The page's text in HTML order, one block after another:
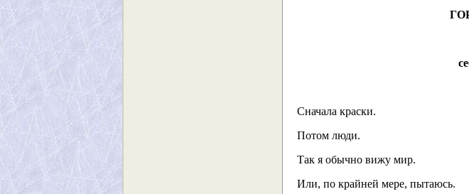
Сначала краски.
Потом люди.
Так я обычно вижу мир.
Или, по крайней мере, пытаюсь.